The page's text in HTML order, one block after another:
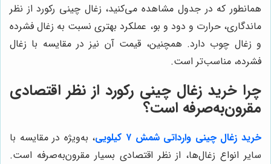
همانطور که در جدول مشاهده می‌کنید، زغال چینی رکورد از نظر
ماندگاری، حرارت و دود و بو، عملکرد بهتری نسبت به زغال فشرده
و زغال چوب دارد. همچنین، قیمت آن نیز در مقایسه با زغال
فشرده، مناسب‌تر است.
چرا خرید زغال چینی رکورد از نظر اقتصادی
مقرون‌به‌صرفه است؟
خرید زغال چینی وارداتی شمش ۷ کیلویی
، به‌ویژه در مقایسه با
سایر انواع زغال‌ها، از نظر اقتصادی بسیار مقرون‌به‌صرفه است.